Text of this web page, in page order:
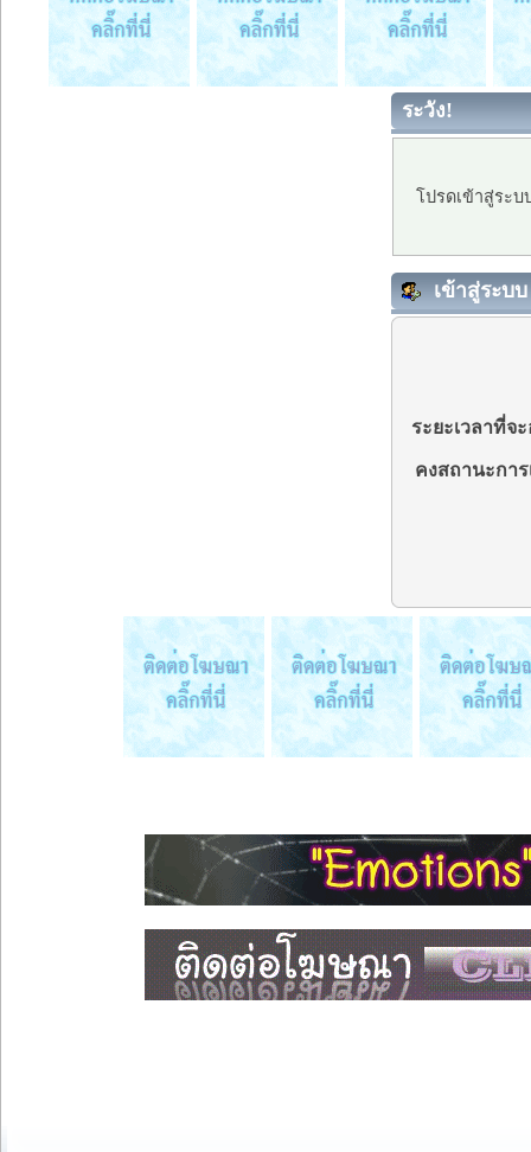
ระวัง!
โปรดเข้าสู่ระ
เข้าสู่ระบบ
ระยะเวลาที่จ
คงสถานะกา